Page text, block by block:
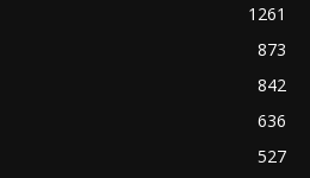
1261
873
842
636
527